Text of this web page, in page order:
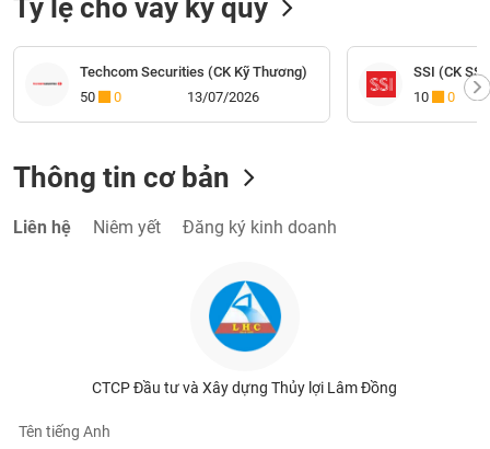
Tỷ lệ cho vay ký quỹ
Techcom Securities (CK Kỹ Thương)
50
0 13/07/2026
SSI (CK
10
0
Thông tin cơ bản
Liên hệ Niêm yết Đăng ký kinh doanh
CTCP Đầu tư và Xây dựng Thủy lợi Lâm Đồng
Tên tiếng Anh